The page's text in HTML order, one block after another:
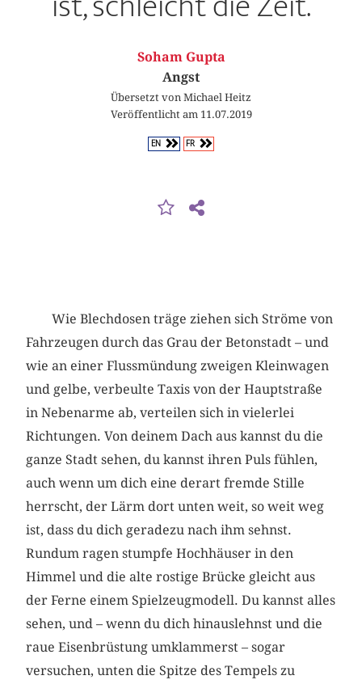
Soham Gupta
Angst
Übersetzt von Michael Heitz
Veröffentlicht am 11.07.2019
EN FR
Wie Blechdosen träge ziehen sich Ströme von
Fahrzeugen durch das Grau der Betonstadt – und
wie an einer Flussmündung zweigen Kleinwagen
und gelbe, verbeulte Taxis von der Hauptstraße
in Neben­arme ab, verteilen sich in vielerlei
Richtungen. Von deinem Dach aus kannst du die
ganze Stadt sehen, du kannst ihren Puls fühlen,
auch wenn um dich eine derart fremde Stille
herrscht, der Lärm dort unten weit, so weit weg
ist, dass du dich geradezu nach ihm sehnst.
Rundum ragen stumpfe Hochhäuser in den
Himmel und die alte rostige Brücke gleicht aus
der Ferne einem Spielzeugmodell. Du kannst alles
sehen, und – wenn du dich hinauslehnst und die
raue Eisenbrüstung umklammerst – sogar
versuchen, unten die Spitze des Tempels zu